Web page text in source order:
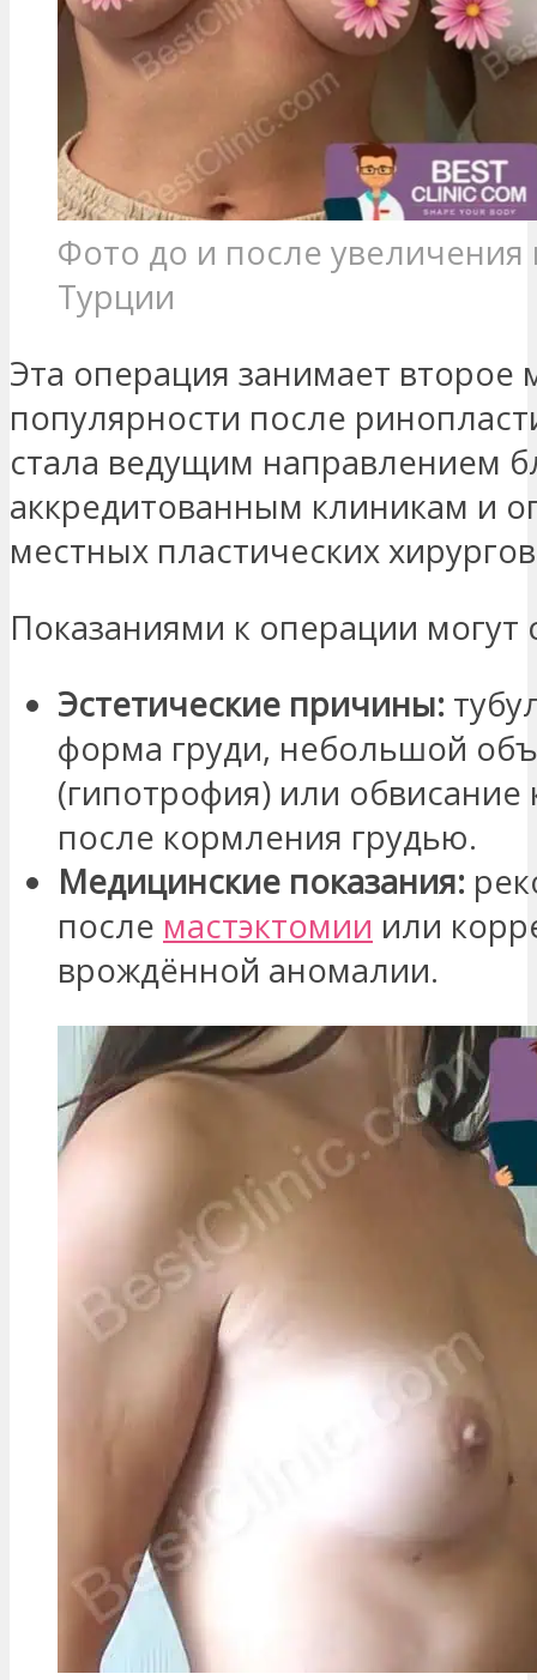
Фото до и после увеличения
Турции
Эта операция занимает второе
популярности после
стала ведущим направлением
аккредитованным клиникам и
местных пластических
Показаниями к операции могут
Эстетические причины:
форма груди, небольшой
(гипотрофия) или обвисание
после кормления грудью.
Медицинские показания:
после мастэктомии или
врождённой аномалии.